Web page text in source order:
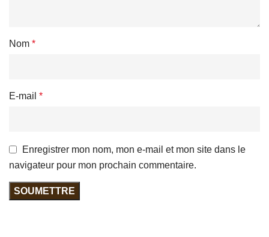
Nom *
E-mail *
Enregistrer mon nom, mon e-mail et mon site dans le
navigateur pour mon prochain commentaire.